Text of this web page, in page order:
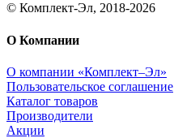
© Комплект-Эл, 2018-2026
О Компании
О компании «Комплект–Эл»
Пользовательское соглашение
Каталог товаров
Производители
Акции